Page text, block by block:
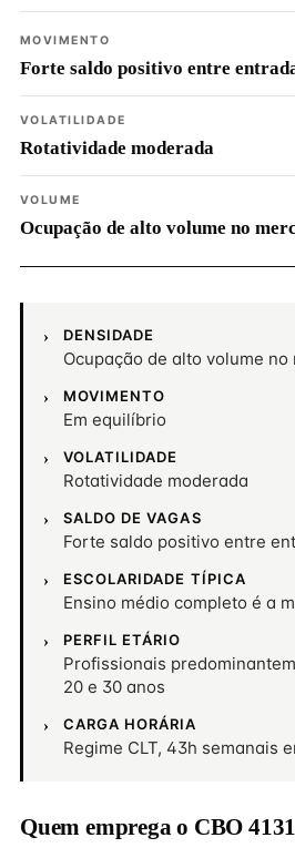
MOVIMENTO
Forte saldo positivo entre
VOLATILIDADE
Rotatividade moderada
VOLUME
Ocupação de alto volume no
DENSIDADE
Ocupação de alto volume
MOVIMENTO
Em equilíbrio
VOLATILIDADE
Rotatividade moderada
SALDO DE VAGAS
Forte saldo positivo entre
ESCOLARIDADE TÍPICA
Ensino médio completo é a
PERFIL ETÁRIO
Profissionais
20 e 30 anos
CARGA HORÁRIA
Regime CLT, 43h semanais
Quem emprega o CBO